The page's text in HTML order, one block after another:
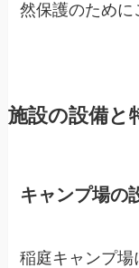
然保護のために
施設の設備と
キャンプ場の
稲庭キャンプ場